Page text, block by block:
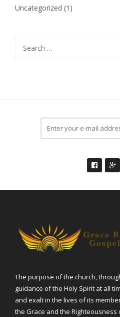
Uncategorized (1)
for:
The purpose of the church,
guidance of the Holy Spirit at all
and exalt in the lives of its
the Grace and the Righteousness